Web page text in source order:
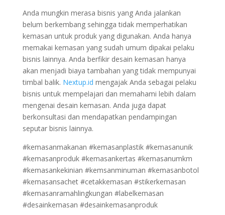
Anda mungkin merasa bisnis yang Anda jalankan
belum berkembang sehingga tidak memperhatikan
kemasan untuk produk yang digunakan. Anda hanya
memakai kemasan yang sudah umum dipakai pelaku
bisnis lainnya. Anda berfikir desain kemasan hanya
akan menjadi biaya tambahan yang tidak mempunyai
timbal balik. Nextup.id mengajak Anda sebagai pelaku
bisnis untuk mempelajari dan memahami lebih dalam
mengenai desain kemasan. Anda juga dapat
berkonsultasi dan mendapatkan pendampingan
seputar bisnis lainnya.
#kemasanmakanan #kemasanplastik #kemasanunik
#kemasanproduk #kemasankertas #kemasanumkm
#kemasankekinian #kemsanminuman #kemasanbotol
#kemasansachet #cetakkemasan #stikerkemasan
#kemasanramahlingkungan #labelkemasan
#desainkemasan #desainkemasanproduk